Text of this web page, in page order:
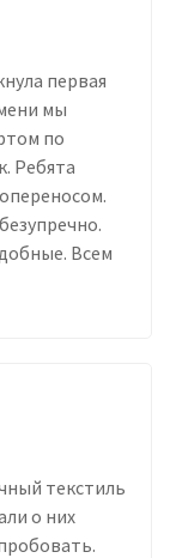
первая
мы
по
Ребята
Всем
текстиль
о них